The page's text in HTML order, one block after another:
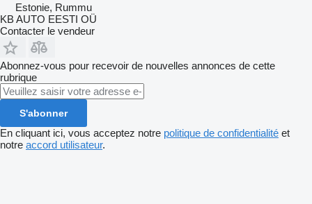
Estonie, Rummu
KB AUTO EESTI OÜ
Contacter le vendeur
Abonnez-vous pour recevoir de nouvelles annonces de cette
rubrique
S'abonner
En cliquant ici, vous acceptez notre politique de confidentialité et
notre accord utilisateur.